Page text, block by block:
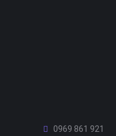
0969 861 921